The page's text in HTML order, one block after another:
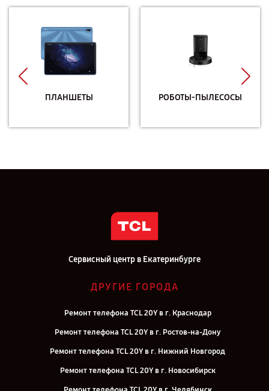
ПЛАНШЕТЫ РОБОТЫ-ПЫЛЕСОСЫ
Сервисный центр в Екатеринбурге
ДРУГИЕ ГОРОДА
Ремонт телефона TCL 20Y в г. Краснодар
Ремонт телефона TCL 20Y в г. Ростов-на-Дону
Ремонт телефона TCL 20Y в г. Нижний Новгород
Ремонт телефона TCL 20Y в г. Новосибирск